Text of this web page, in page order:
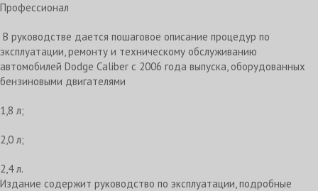
Профессионал
В руководстве дается пошаговое описание процедур по
эксплуатации, ремонту и техническому обслуживанию
автомобилей Dodge Caliber с 2006 года выпуска, оборудованных
бензиновыми двигателями
1,8 л;
2,0 л;
2,4 л.
Издание содержит руководство по эксплуатации, подробные